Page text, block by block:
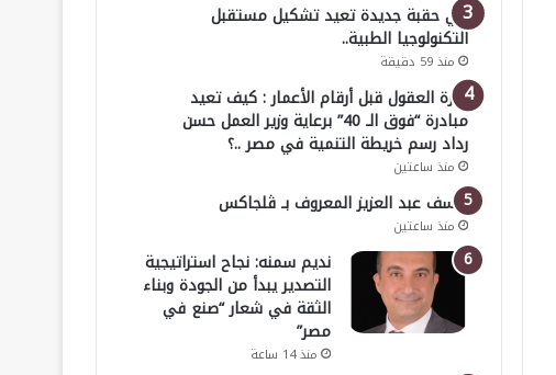
في حقبة جديدة تعيد تشكيل مستقبل
التكنولوجيا الطبية..
منذ 59 دقيقة
خبرة العقول قبل أرقام الأعمار : كيف تعيد
مبادرة “فوق الـ 40” برعاية وزير العمل حسن
رداد رسم خريطة التنمية في مصر ..؟
منذ ساعتين
يوسف عبد العزيز المعروف بـ ڤلجاكس
منذ ساعتين
نديم سمنه: نجاح استراتيجية
التصدير يبدأ من الجودة وبناء
الثقة في شعار “صنع في
مصر”
منذ 14 ساعة